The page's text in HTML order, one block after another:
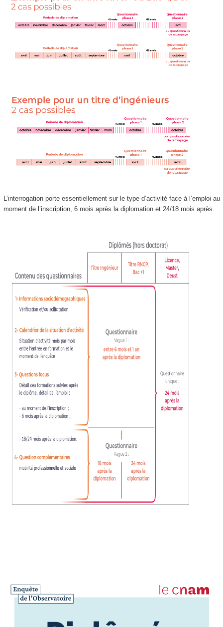
L’interrogation porte essentiellement sur le type d’activité face à l’emploi au
moment de l’inscription, 6 mois après la diplomation et 24/18 mois après.